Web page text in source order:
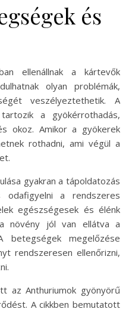
és
ellenállnak a kártevők
olyan problémák,
veszélyeztethetik. A
a gyökérrothadás,
okoz. Amikor a gyökerek
rothadni, ami végül a
gyakran a tápoldatozás
odafigyelni a rendszeres
egészségesek és élénk
növény jól van ellátva a
betegségek megelőzése
rendszeresen ellenőrizni,
az Anthuriumok gyönyörű
A cikkben bemutatott